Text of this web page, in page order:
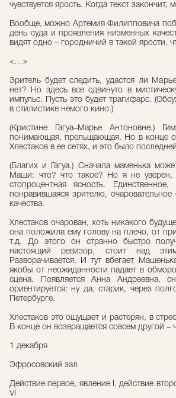
чувствуется ярость. Когда текст
Вообще, можно Артемия Филипповича
день суда и проявления низменных
видят одно – городничий в такой ярости,
<…>
Зритель будет следить, удастся ли
нет? Но здесь все сдвинуто в
импульс. Пусть это будет трагифарс.
в стилистике немого кино.)
(Кристине Гагуа–Марье Антоновне.)
понимающая, прельщающая. Но в конце
Хлестаков в ее сетях, и это было
(Благих и Гагуа.) Сначала маменька
Маши: что? что такое? Но я не
стопроцентная ясность.
понравившаяся зрителю,
качества.
Хлестаков очарован, хоть никакого
она положила ему голову на плечо, от
т.д. До этого он странно быстро
настоящий ревизор, стоит над
Разворачивается. И тут вбегает
якобы от неожиданности падает в
сцена. Появляется Анна Андреевна,
ориентируется: ну да, старик, через
Петербурге.
Хлестаков это ощущает и растерян, в
В конце он возвращается совсем другой –
1 декабря
Эфросовский зал
Действие первое, явление I, действие
VI